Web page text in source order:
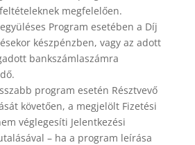
megfelelően.
Program esetében a Díj
készpénzben, vagy az adott
bankszámlaszámra
program esetén Résztvevő
követően, a megjelölt Fizetési
véglegesíti Jelentkezési
– ha a program leírása